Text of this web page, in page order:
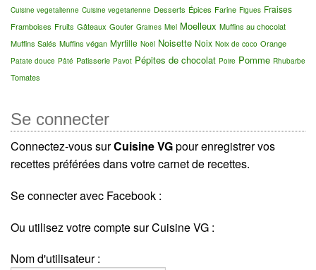
Cuisine vegetalienne Cuisine vegetarienne Desserts Épices Farine Figues Fraises
Framboises Fruits Gâteaux Gouter Graines Miel Moelleux Muffins au chocolat
Muffins Salés Muffins végan Myrtille Noël Noisette Noix Noix de coco Orange
Patate douce Pâté Patisserie Pavot Pépites de chocolat Poire Pomme Rhubarbe
Tomates
Se connecter
Connectez-vous surCuisine VGpour enregistrer vos
recettes préférées dans votre carnet de recettes.
Se connecter avec Facebook :
Ou utilisez votre compte sur Cuisine VG :
Nom d'utilisateur :